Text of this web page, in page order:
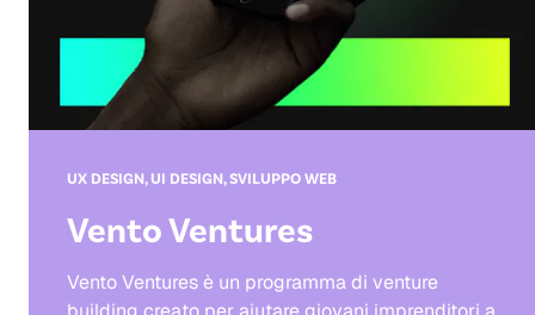
UX DESIGN, UI DESIGN, SVILUPPO WEB
Vento Ventures
Vento Ventures è un programma di venture